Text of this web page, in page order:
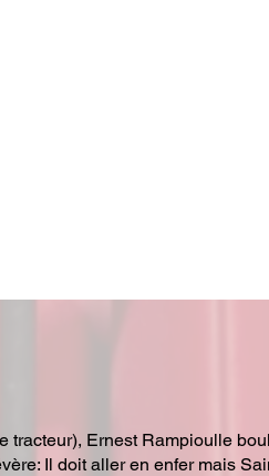
tracteur), Ernest Rampioulle
Il doit aller en enfer mais